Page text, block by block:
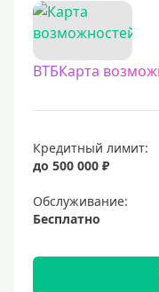
ВТБКарта
Кредитный лимит:
до 500 000 ₽
Обслуживание:
Бесплатно